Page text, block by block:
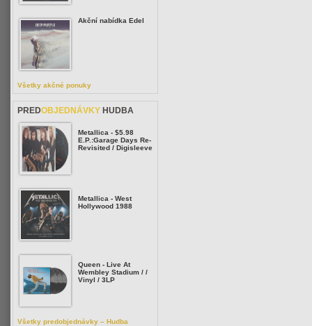
Akční nabídka Edel
Všetky akčné ponuky
PREDOBJEDNÁVKY HUDBA
Metallica - $5.98
E.P.:Garage Days Re-
Revisited / Digisleeve
Metallica - West
Hollywood 1988
Queen - Live At
Wembley Stadium / /
Vinyl / 3LP
Všetky predobjednávky – Hudba